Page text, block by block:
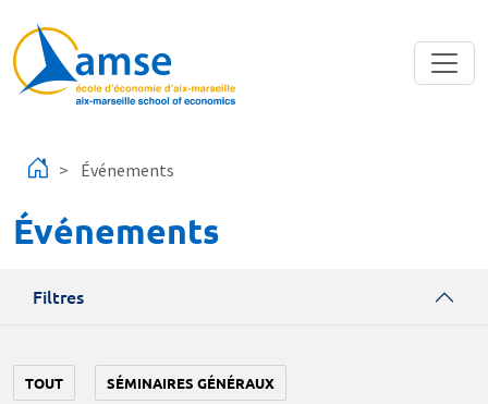
Événements
Événements
Filtres
TOUT SÉMINAIRES GÉNÉRAUX